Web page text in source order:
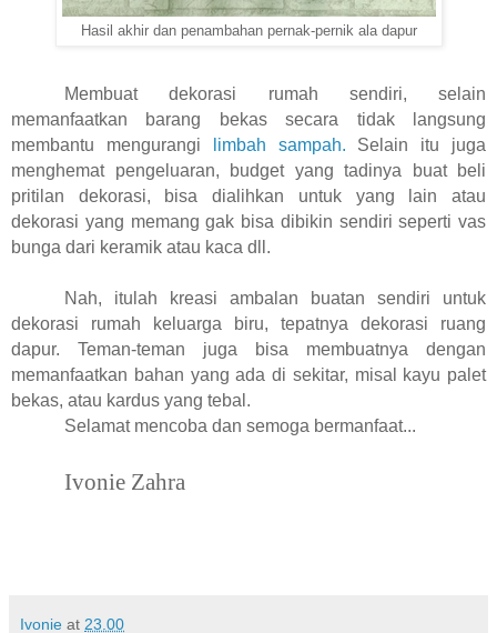
Hasil akhir dan penambahan pernak-pernik ala dapur
Membuat dekorasi rumah sendiri, selain
memanfaatkan barang bekas secara tidak langsung
membantu mengurangi limbah sampah. Selain itu juga
menghemat pengeluaran, budget yang tadinya buat beli
pritilan dekorasi, bisa dialihkan untuk yang lain atau
dekorasi yang memang gak bisa dibikin sendiri seperti vas
bunga dari keramik atau kaca dll.
Nah, itulah kreasi ambalan buatan sendiri untuk
dekorasi rumah keluarga biru, tepatnya dekorasi ruang
dapur. Teman-teman juga bisa membuatnya dengan
memanfaatkan bahan yang ada di sekitar, misal kayu palet
bekas, atau kardus yang tebal.
Selamat mencoba dan semoga bermanfaat...
Ivonie Zahra
Ivonie at 23.00